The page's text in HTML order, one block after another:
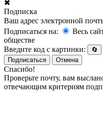
✖
Подписка
Ваш адрес электронной
Подписаться на:
Весь
обществе
Введите код с картинки:
🔄
Подписаться
Отмена
Спасибо!
Проверьте почту, вам
отвечающим критериям